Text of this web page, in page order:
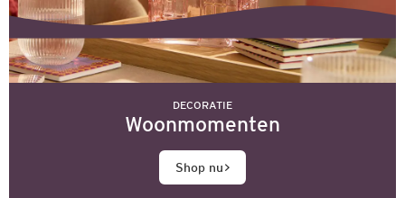
DECORATIE
Woonmomenten
Shop nu